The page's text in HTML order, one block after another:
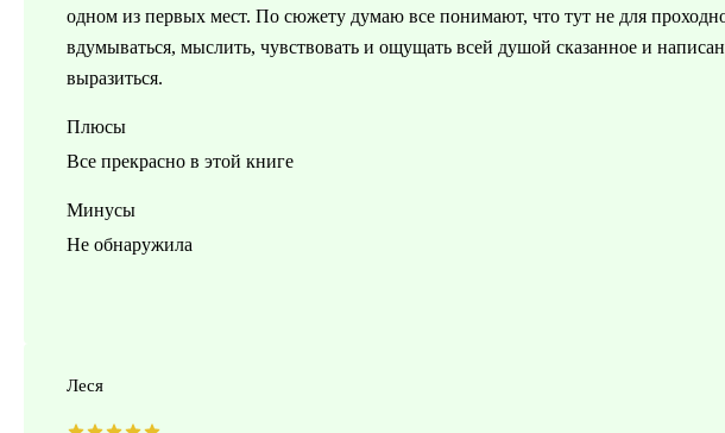
одном из первых мест. По сюжету думаю все понимают, что тут не для
вдумываться, мыслить, чувствовать и ощущать всей душой сказанное и
выразиться.
Плюсы
Все прекрасно в этой книге
Минусы
Не обнаружила
Леся